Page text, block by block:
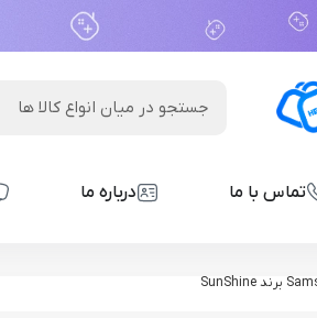
تماس با ما درباره ما